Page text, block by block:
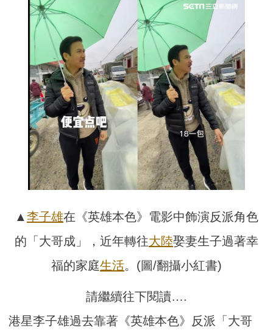
▲ 李子雄在《英雄本色》電影中飾演反派角色
的「大哥成」，近年轉往大陸娶妻生子過著幸
福的家庭生活。(圖/翻攝小紅書)
請繼續往下閱讀….
港星李子雄過去靠著《英雄本色》反派「大哥